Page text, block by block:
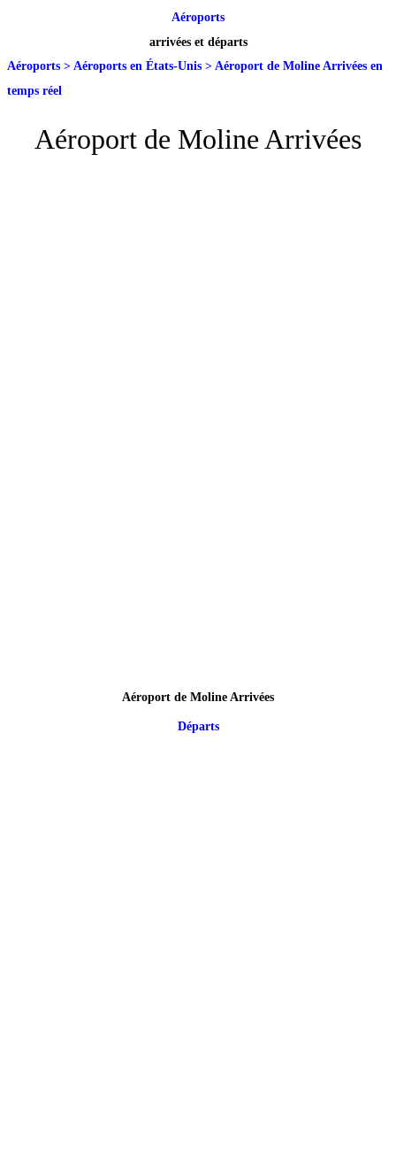
Aéroports
arrivées et départs
Aéroports > Aéroports en États-Unis > Aéroport de Moline Arrivées en
temps réel
Aéroport de Moline Arrivées
Aéroport de Moline Arrivées
Départs